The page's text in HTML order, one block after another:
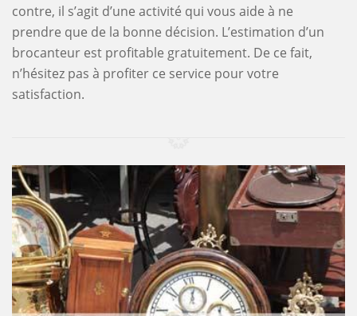
contre, il s’agit d’une activité qui vous aide à ne
prendre que de la bonne décision. L’estimation d’un
brocanteur est profitable gratuitement. De ce fait,
n’hésitez pas à profiter ce service pour votre
satisfaction.